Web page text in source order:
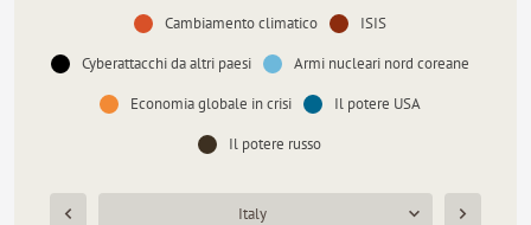
Cambiamento climatico
ISIS
Cyberattacchi da altri paesi
Armi nucleari nord coreane
Economia globale in crisi
Il potere USA
Il potere russo
Italy